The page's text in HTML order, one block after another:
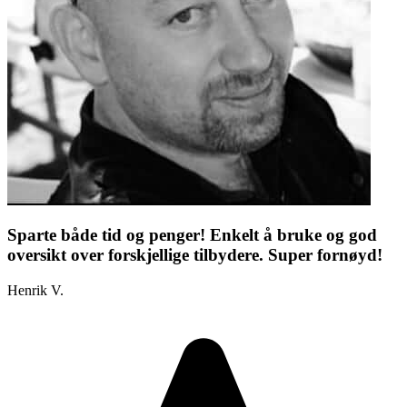
Sparte både tid og penger! Enkelt å bruke og god
oversikt over forskjellige tilbydere. Super fornøyd!
Henrik V.